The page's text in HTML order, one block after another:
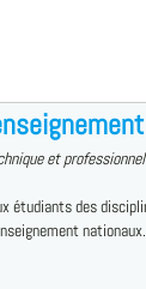
et professionnel
étudiants des